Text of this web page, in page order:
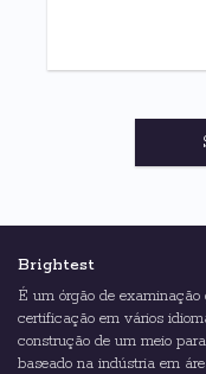
Brightest
É um órgão de examinação
certificação em vários
construção de um meio
baseado na indústria em